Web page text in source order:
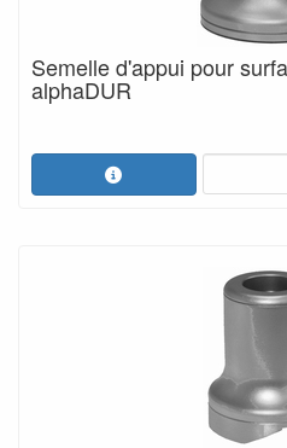
Semelle d'appui pour
alphaDUR